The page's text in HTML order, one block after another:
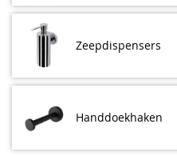
Zeepdispensers
Handdoekhaken